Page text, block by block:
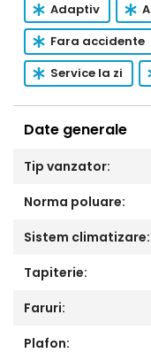
Adaptiv
Fara accidente
Service la zi
Date generale
Tip vanzator:
Norma poluare:
Sistem climatizare:
Tapiterie:
Faruri:
Plafon: